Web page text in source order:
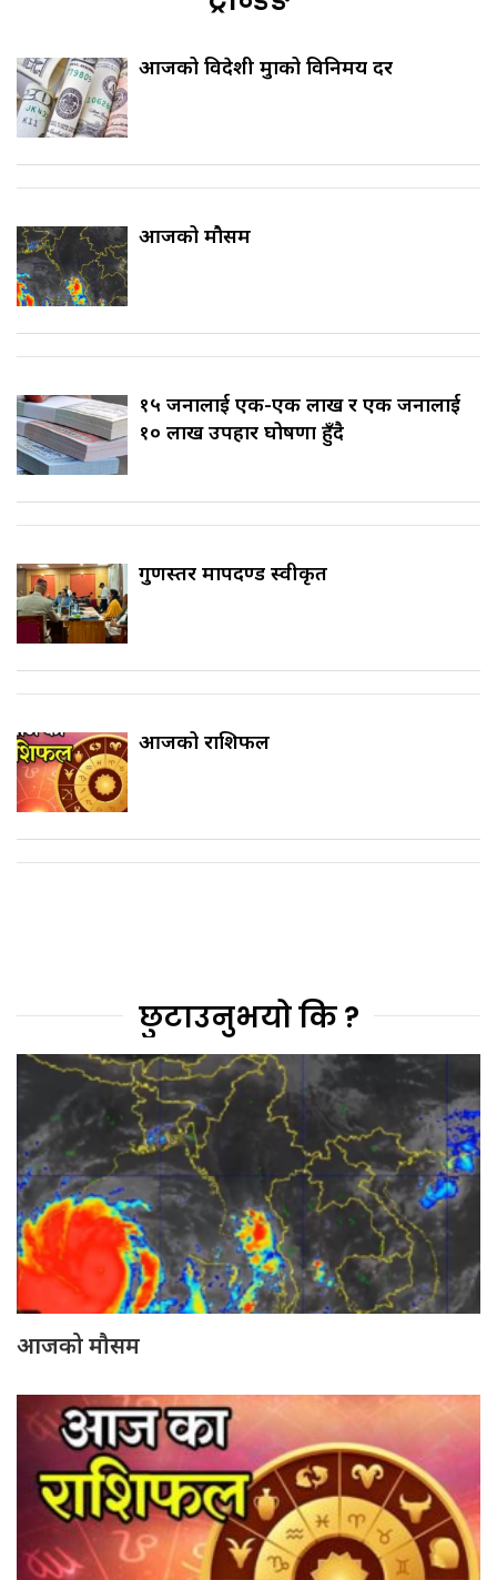
आजको विदेशी मुद्राको विनिमय दर
आजको मौसम
१५ जनालाई एक-एक लाख र एक जनालाई
१० लाख उपहार घोषणा हुँदै
गुणस्तर मापदण्ड स्वीकृत
आजको राशिफल
छुटाउनुभयो कि ?
आजको मौसम